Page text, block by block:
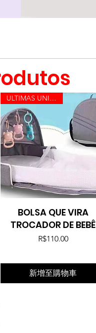
快速瀏覽
ULTIMAS UNIDADES
BOLSA QUE VIRA
TROCADOR DE BEBÊ
價格
R$110.00
新增至購物車